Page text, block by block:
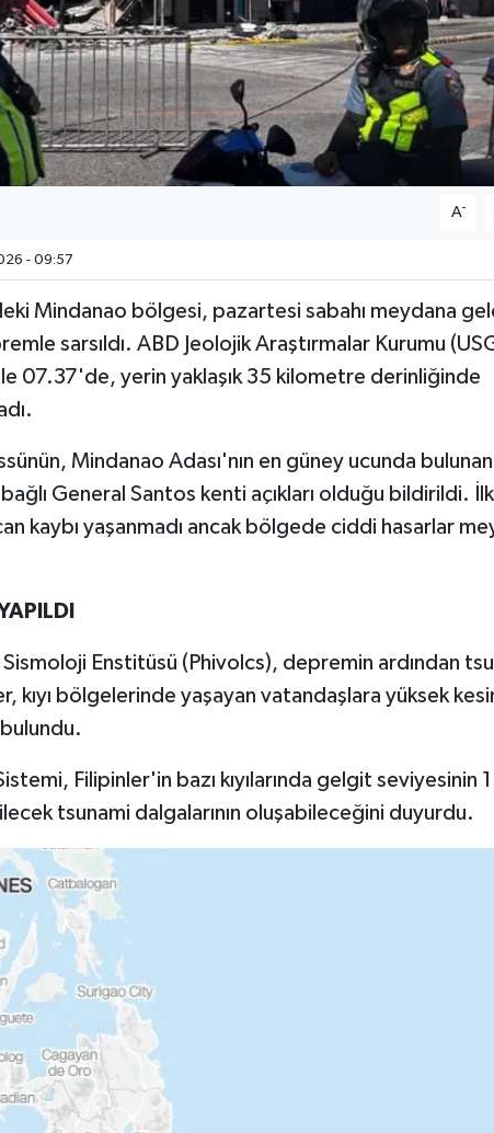
A-
- 09:57
Mindanao bölgesi, pazartesi sabahı meydana
sarsıldı. ABD Jeolojik Araştırmalar Kurumu
07.37'de, yerin yaklaşık 35 kilometre derinliğinde
Mindanao Adası'nın en güney ucunda bulunan
General Santos kenti açıkları olduğu bildirildi. İlk
kaybı yaşanmadı ancak bölgede ciddi hasarlar
Enstitüsü (Phivolcs), depremin ardından
kıyı bölgelerinde yaşayan vatandaşlara yüksek
bulundu.
Filipinler'in bazı kıyılarında gelgit seviyesinin
tsunami dalgalarının oluşabileceğini duyurdu.